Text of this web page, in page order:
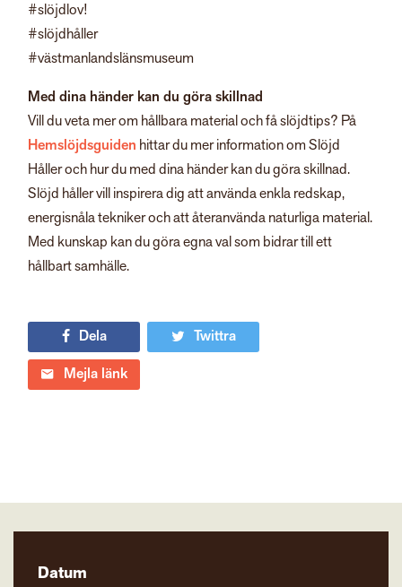
#slöjdlov!
#slöjdhåller
#västmanlandslänsmuseum
Med dina händer kan du göra skillnad
Vill du veta mer om hållbara material och få slöjdtips? På
Hemslöjdsguiden hittar du mer information om Slöjd
Håller och hur du med dina händer kan du göra skillnad.
Slöjd håller vill inspirera dig att använda enkla redskap,
energisnåla tekniker och att återanvända naturliga material.
Med kunskap kan du göra egna val som bidrar till ett
hållbart samhälle.
Dela
Twittra
Mejla länk
Datum